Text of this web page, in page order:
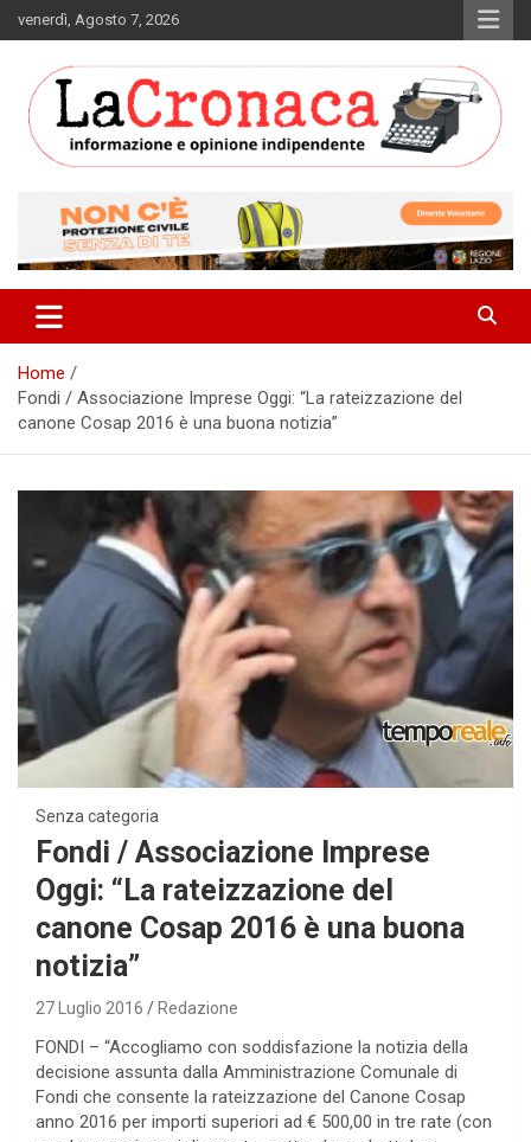
to
venerdì, Agosto 7, 2026
La Cronaca Quotidiano
Home
Fondi / Associazione Imprese Oggi: “La rateizzazione del
canone Cosap 2016 è una buona notizia”
Senza categoria
Fondi / Associazione Imprese
Oggi: “La rateizzazione del
canone Cosap 2016 è una buona
notizia”
27 Luglio 2016 Redazione
FONDI – “Accogliamo con soddisfazione la notizia della
decisione assunta dalla Amministrazione Comunale di
Fondi che consente la rateizzazione del Canone Cosap
anno 2016 per importi superiori ad € 500,00 in tre rate (con